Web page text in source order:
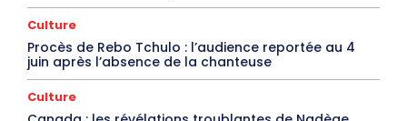
Culture
Procès de Rebo Tchulo : l’audience reportée au 4
juin après l’absence de la chanteuse
Culture